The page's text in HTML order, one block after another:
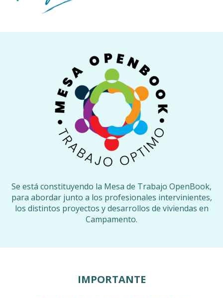
Se está constituyendo la Mesa de Trabajo OpenBook,
para abordar junto a los profesionales intervinientes,
los distintos proyectos y desarrollos de viviendas en
Campamento.
IMPORTANTE